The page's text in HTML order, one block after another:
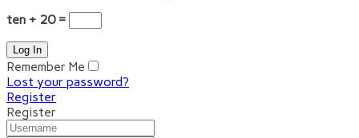
ten + 20 =
Remember Me
Lost your password?
Register
Register